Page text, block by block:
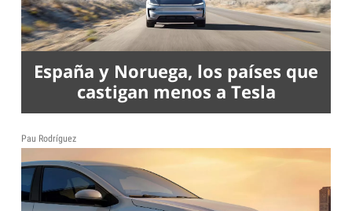
España y Noruega, los países que
castigan menos a Tesla
Pau Rodríguez